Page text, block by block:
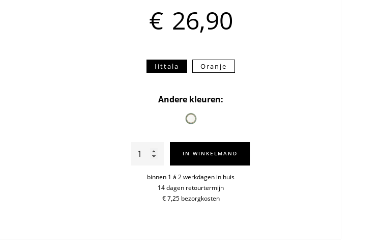
€ 26,90
Iittala Oranje
Andere kleuren:
Origo
20cm
IN WINKELMAND
binnen 1 á 2 werkdagen in huis
14 dagen retourtermijn
€ 7,25 bezorgkosten